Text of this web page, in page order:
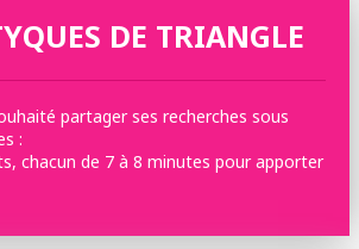
DE TRIANGLE
partager ses recherches sous
:
chacun de 7 à 8 minutes pour apporter